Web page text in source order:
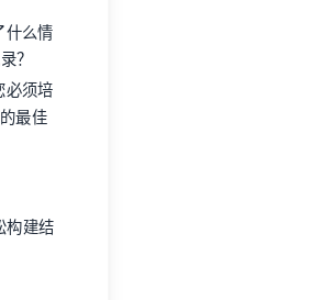
什么情
？
必须培
最佳
构建结